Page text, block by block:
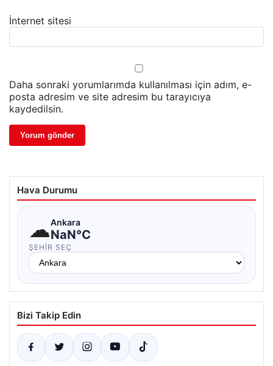
İnternet sitesi
Daha sonraki yorumlarımda kullanılması için adım, e-
posta adresim ve site adresim bu tarayıcıya
kaydedilsin.
Hava Durumu
☁Ankara
NaN°C
ŞEHIR SEÇ
Bizi Takip Edin